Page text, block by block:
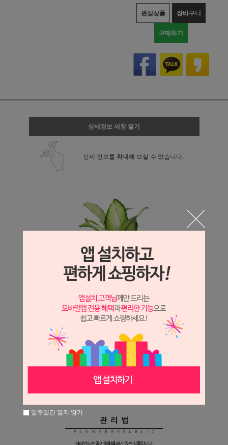
관심상품 장바구니
구매하기
상세정보 새창 열기
상세 정보를 확대해 보실 수 있습니다.
일주일간 열지 않기